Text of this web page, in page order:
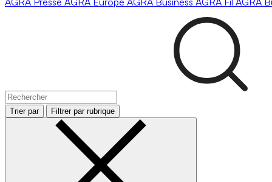
Trier par Filtrer par rubrique